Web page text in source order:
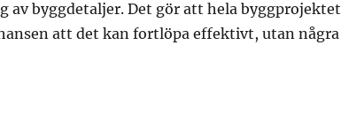
av byggdetaljer. Det gör att hela byggprojektet
att det kan fortlöpa effektivt, utan några